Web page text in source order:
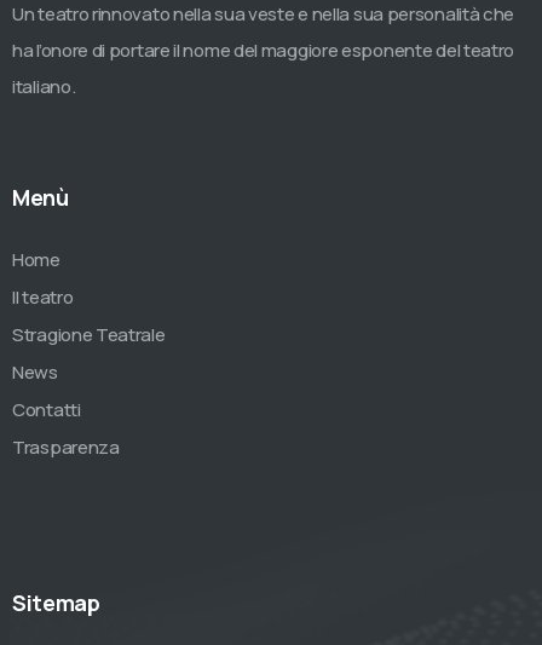
Un teatro rinnovato nella sua veste e nella sua personalità che
ha l’onore di portare il nome del maggiore esponente del teatro
italiano.
Menù
Home
Il teatro
Stragione Teatrale
News
Contatti
Trasparenza
Sitemap